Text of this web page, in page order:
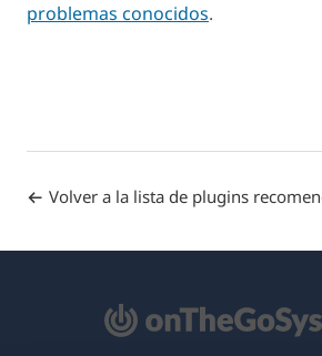
problemas conocidos.
Volver a la lista de plugins